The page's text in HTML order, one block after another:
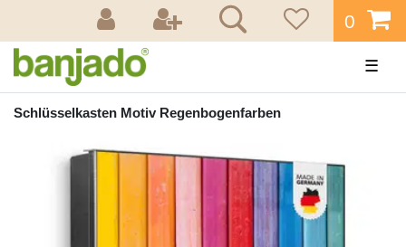
0
☰
Schlüsselkasten Motiv Regenbogenfarben